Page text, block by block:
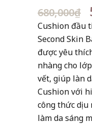
680,000₫
Cushion đầu
Second Skin
được yêu
nhàng cho
vết, giúp làn
Cushion với
công thức dịu
làm da sáng